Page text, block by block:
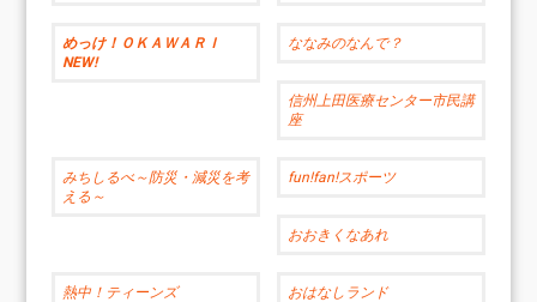
めっけ！ＯＫＡＷＡＲＩ
NEW!
ななみのなんで？
信州上田医療センター市民講
座
みちしるべ～防災・減災を考
える～
fun!fan!スポーツ
おおきくなあれ
熱中！ティーンズ おはなしランド